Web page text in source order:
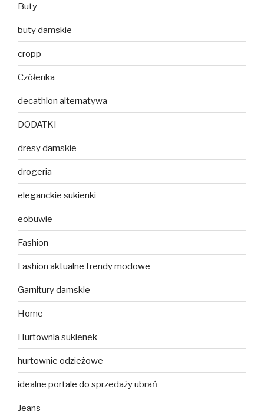
Buty
buty damskie
cropp
Czółenka
decathlon alternatywa
DODATKI
dresy damskie
drogeria
eleganckie sukienki
eobuwie
Fashion
Fashion aktualne trendy modowe
Garnitury damskie
Home
Hurtownia sukienek
hurtownie odzieżowe
idealne portale do sprzedaży ubrań
Jeans